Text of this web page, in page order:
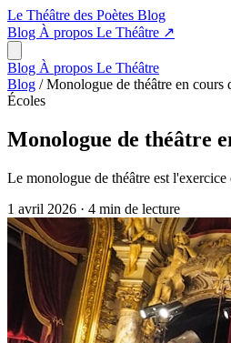
Le Théâtre des Poètes Blog
Blog À propos Le Théâtre ↗
Blog À propos Le Théâtre
Blog / Monologue de théâtre en cours
Écoles
Monologue de théâtre
Le monologue de théâtre est
1 avril 2026 · 4 min de lecture